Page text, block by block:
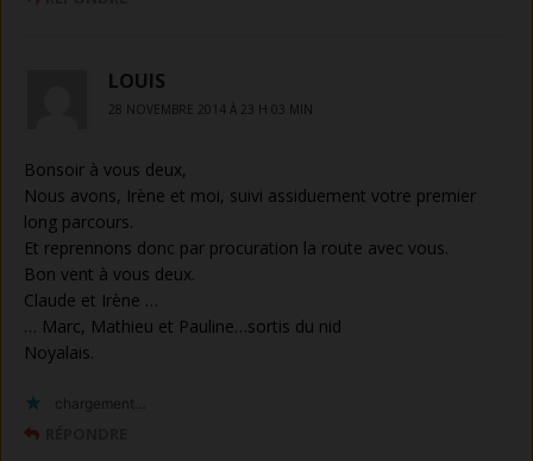
LOUIS
28 NOVEMBRE 2014 À 23 H 03 MIN
Bonsoir à vous deux,
Nous avons, Irène et moi, suivi assiduement votre premier
long parcours.
Et reprennons donc par procuration la route avec vous.
Bon vent à vous deux.
Claude et Irène …
… Marc, Mathieu et Pauline…sortis du nid
Noyalais.
chargement…